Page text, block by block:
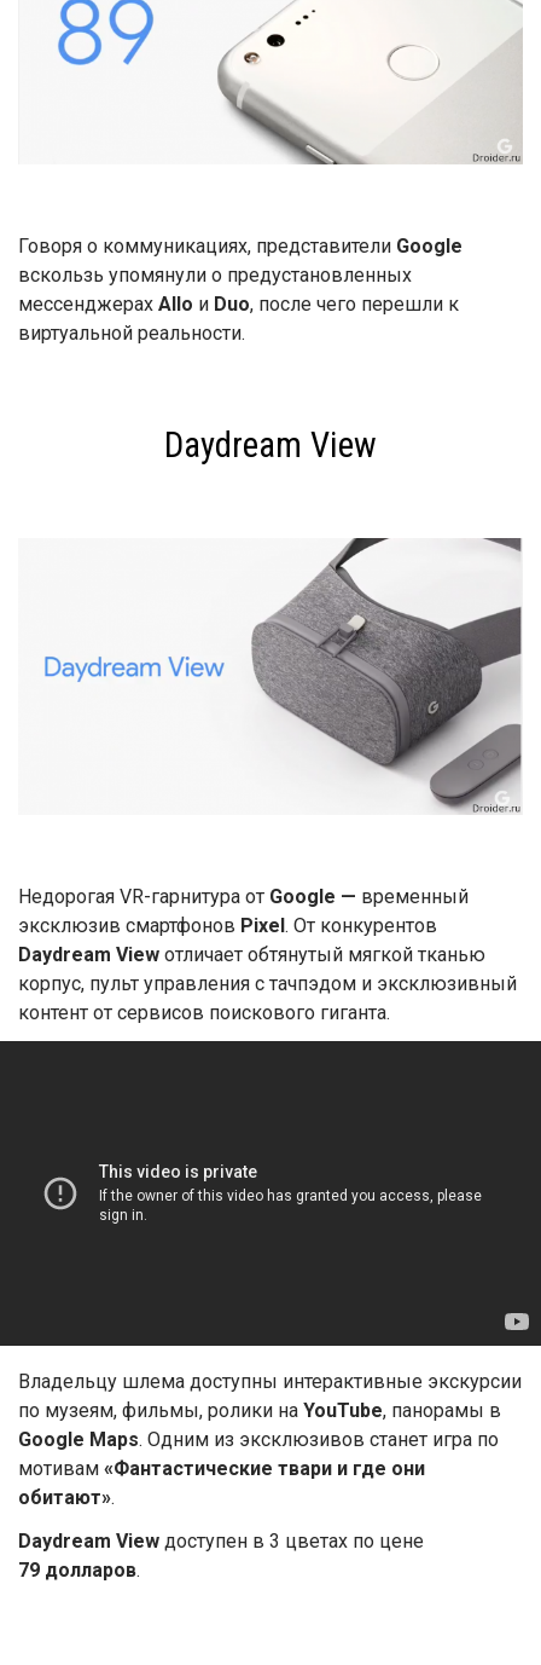
Говоря о коммуникациях, представители Google
вскользь упомянули о предустановленных
мессенджерах Allo и Duo, после чего перешли к
виртуальной реальности.
Daydream View
Недорогая VR-гарнитура от Google — временный
эксклюзив смартфонов Pixel. От конкурентов
Daydream View отличает обтянутый мягкой тканью
корпус, пульт управления с тачпэдом и эксклюзивный
контент от сервисов поискового гиганта.
Владельцу шлема доступны интерактивные экскурсии
по музеям, фильмы, ролики на YouTube, панорамы в
Google Maps. Одним из эксклюзивов станет игра по
мотивам «Фантастические твари и где они
обитают».
Daydream View доступен в 3 цветах по цене
79 долларов.